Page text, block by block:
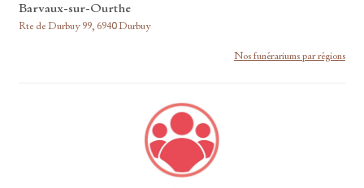
Barvaux-sur-Ourthe
Rte de Durbuy 99, 6940 Durbuy
Nos funérariums par régions